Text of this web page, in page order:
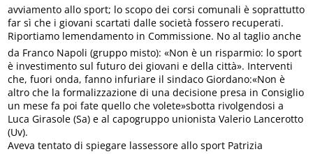
avviamento allo sport; lo scopo dei corsi comunali è soprattutto
far sì che i giovani scartati dalle società fossero recuperati.
Riportiamo lemendamento in Commissione. No al taglio anche
da Franco Napoli (gruppo misto): «Non è un risparmio: lo sport
è investimento sul futuro dei giovani e della città». Interventi
che, fuori onda, fanno infuriare il sindaco Giordano:«Non è
altro che la formalizzazione di una decisione presa in Consiglio
un mese fa poi fate quello che volete»sbotta rivolgendosi a
Luca Girasole (Sa) e al capogruppo unionista Valerio Lancerotto
(Uv).
Aveva tentato di spiegare lassessore allo sport Patrizia